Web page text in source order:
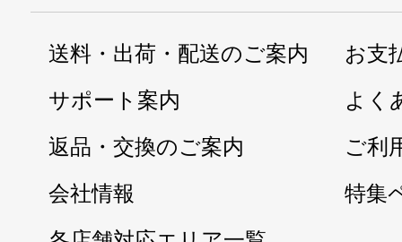
送料・出荷・配送のご案内
お支
サポート案内
よく
返品・交換のご案内
ご利
会社情報
特集